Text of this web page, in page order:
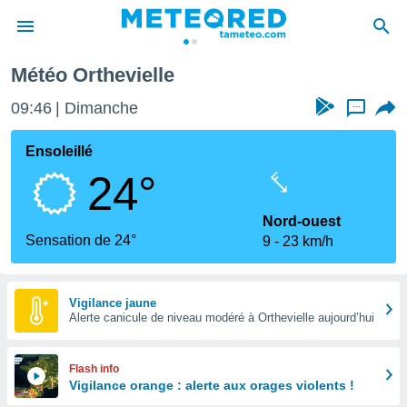
de
Météo Orthevielle
09:46 Dimanche ...
Ensoleillé
24°
Sensation de 24°
Nord-ouest
9
23 km/h
Vigilance jaune
Alerte canicule de niveau modéré à Orthevielle aujourd’hui
Flash info
Vigilance orange : alerte aux orages violents !